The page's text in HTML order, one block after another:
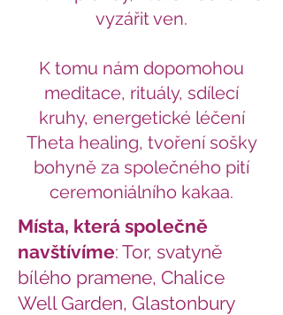
vyzářit ven.
K tomu nám dopomohou
meditace, rituály, sdílecí
kruhy, energetické léčení
Theta healing, tvoření sošky
bohyně za společného pití
ceremoniálního kakaa.
Místa, která společně
navštívíme: Tor, svatyně
bílého pramene, Chalice
Well Garden, Glastonbury